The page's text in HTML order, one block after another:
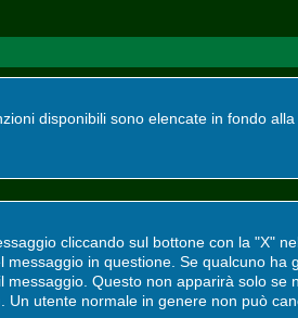
disponibili sono elencate in fondo
cliccando sul bottone con la "X"
messaggio in questione. Se qualcuno ha
Questo non apparirà solo se
utente normale in genere non può